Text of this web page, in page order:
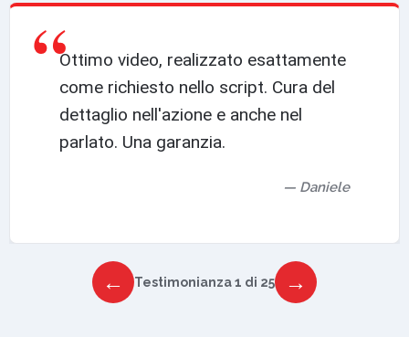
“Ottimo video, realizzato esattamente
come richiesto nello script. Cura del
dettaglio nell'azione e anche nel
parlato. Una garanzia.
Daniele
← Testimonianza 1 di 25 →